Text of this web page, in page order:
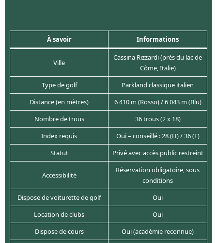
À savoir Informations
Ville
Cassina Rizzardi (près du lac de
Côme, Italie)
Type de golf
Parkland classique italien
Distance (en mètres)
6 410 m (Rosso) / 6 043 m (Blu)
Nombre de trous
36 trous (2 x 18)
Index requis
Oui – conseillé : 28 (H) / 36 (F)
Statut
Privé avec accès public restreint
Accessibilité
Réservation obligatoire, sous
conditions
Dispose de voiturette de golf
Oui
Location de clubs
Oui
Dispose de cours
Oui (académie reconnue)